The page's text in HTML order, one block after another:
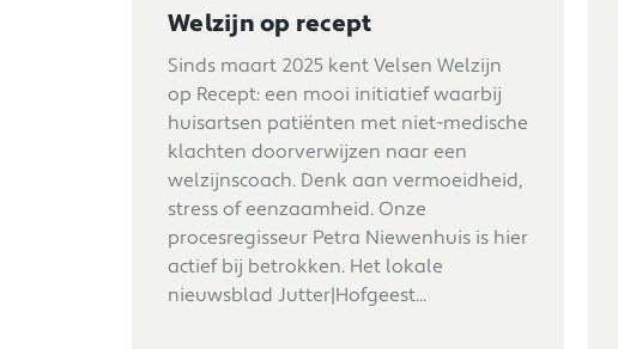
Welzijn op recept
Sinds maart 2025 kent Velsen Welzijn
op Recept: een mooi initiatief waarbij
huisartsen patiënten met niet-medische
klachten doorverwijzen naar een
welzijnscoach. Denk aan vermoeidheid,
stress of eenzaamheid. Onze
procesregisseur Petra Niewenhuis is hier
actief bij betrokken. Het lokale
nieuwsblad Jutter|Hofgeest...